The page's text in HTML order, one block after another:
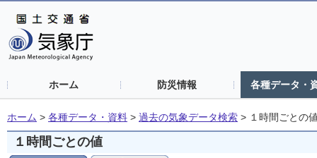
ホーム 防災情報 各種データ・
ホーム > 各種データ・資料 > 過去の気象データ検索 > １時間ごとの
１時間ごとの値